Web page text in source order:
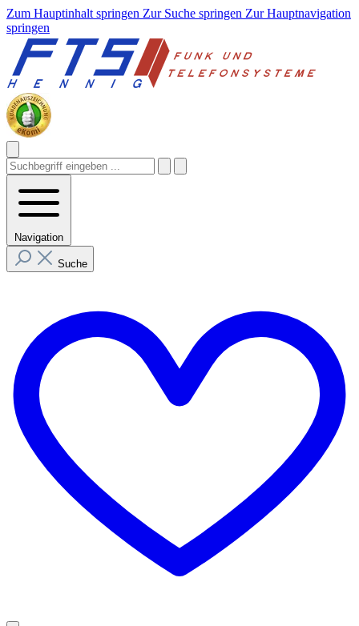
Zum Hauptinhalt springen Zur Suche springen Zur Hauptnavigation
springen
Navigation
Suche